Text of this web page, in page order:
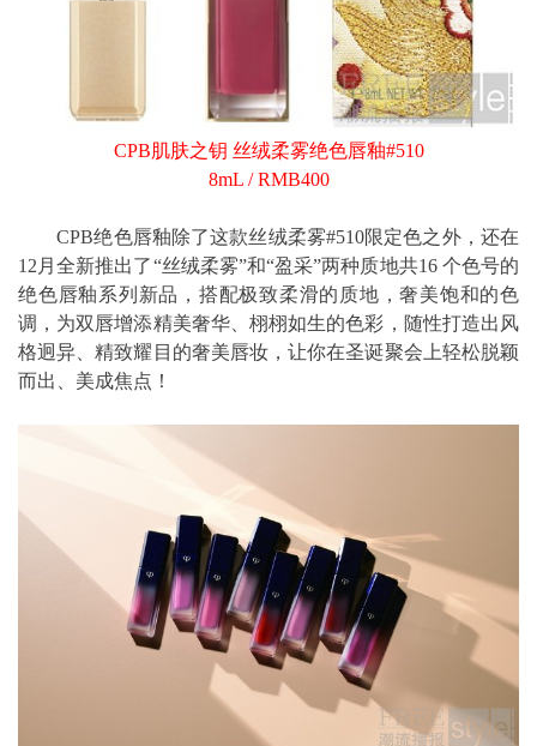
CPB肌肤之钥 丝绒柔雾绝色唇釉#510
8mL / RMB400
CPB绝色唇釉除了这款丝绒柔雾#510限定色之外，还在
12月全新推出了“丝绒柔雾”和“盈采”两种质地共16 个色号的
绝色唇釉系列新品，搭配极致柔滑的质地，奢美饱和的色
调，为双唇增添精美奢华、栩栩如生的色彩，随性打造出风
格迥异、精致耀目的奢美唇妆，让你在圣诞聚会上轻松脱颖
而出、美成焦点！